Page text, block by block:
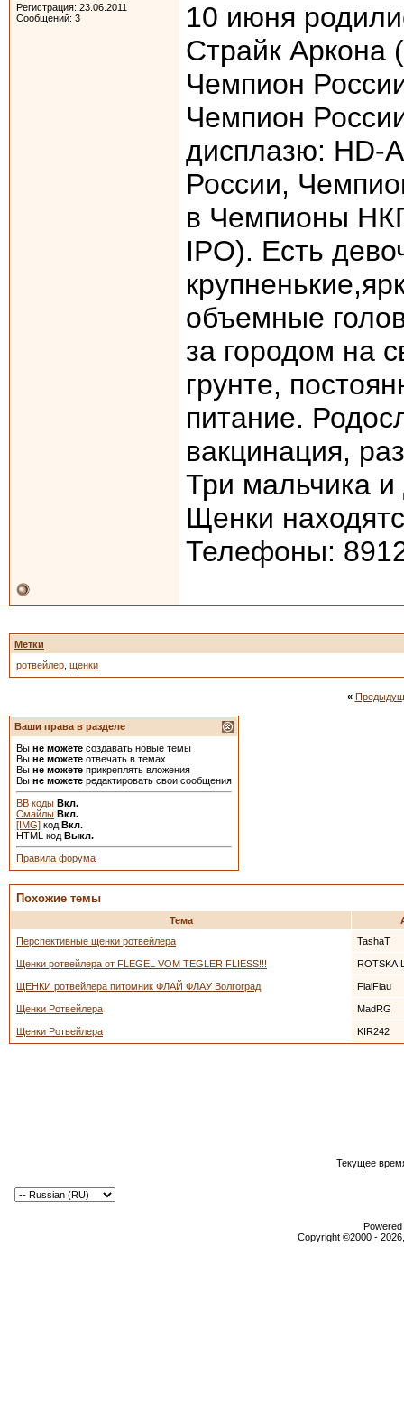
Регистрация: 23.06.2011
Сообщений: 3
10 июня
Страйк
Чемпион
Чемпион
дисплазю: HD-
России,
в Чемпионы
IPO). Есть
объемные
за городом на
грунте,
питание.
вакцинация,
Три мальчика
Щенки
Телефоны:
Метки
ротвейлер щенки
«
Ваши права в разделе
Вы не можете создавать новые темы
Вы не можете отвечать в темах
Вы не можете прикреплять вложения
Вы не можете редактировать свои сообщения
BB коды Вкл.
Смайлы Вкл.
[IMG] код Вкл.
HTML код Выкл.
Правила форума
Похожие темы
Тема
Перспективные щенки ротвейлера
TashaT
Щенки ротвейлера от FLEGEL VOM TEGLER FLIESS!!!
ЩЕНКИ ротвейлера питомник ФЛАЙ ФЛАУ Волгоград FlaiFlau
Щенки Ротвейлера MadRG
Щенки Ротвейлера KIR242
Текущее
Copyright ©2000 -